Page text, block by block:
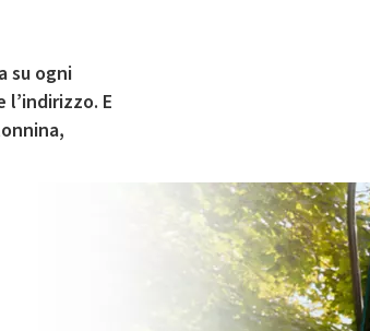
su ogni
E